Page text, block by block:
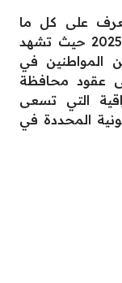
على كل ما
يخص تعيينات عقود محافظة بغداد 2025 حيث تشهد
من المواطنين في
عقود محافظة
التي تسعى
المحددة في